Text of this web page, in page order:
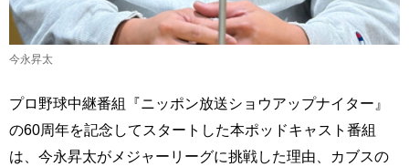
今永昇太
プロ野球中継番組『ニッポン放送ショウアップナイター』
の60周年を記念してスタートした本ポッドキャスト番組
は、今永昇太がメジャーリーグに挑戦した理由、カブスの